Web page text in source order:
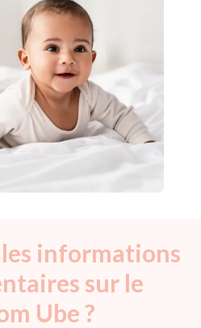
informations
sur le
Ube ?